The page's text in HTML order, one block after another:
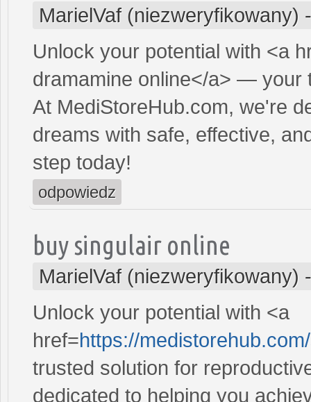
MarielVaf (niezweryfikowany)
Unlock your potential with <a
dramamine online</a> — your
At MediStoreHub.com, we're
dreams with safe, effective,
step today!
odpowiedz
buy singulair online
MarielVaf (niezweryfikowany)
Unlock your potential with <a
href=https://
trusted solution for
dedicated to helping you